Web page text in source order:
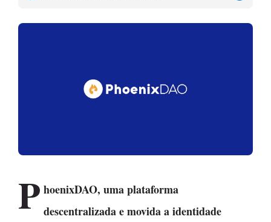
P hoenixDAO, uma plataforma
descentralizada e movida a identidade